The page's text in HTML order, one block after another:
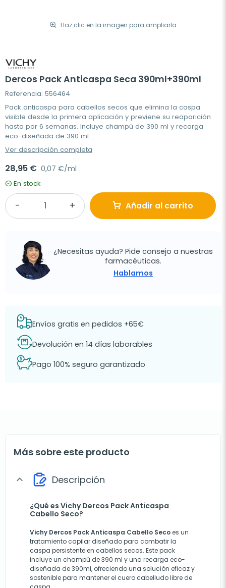
Haz clic en la imagen para ampliarla
Dercos Pack Anticaspa Seca 390ml+390ml
Referencia: 556464
Pack anticaspa para cabellos secos que elimina la caspa
visible desde la primera aplicación y previene su reaparición
hasta por 6 semanas. Incluye champú de 390 ml y recarga
eco-diseñada de 390 ml.
Ver descripción completa
28,95 € 0,07 €/ml
En stock
Añadir al carrito
¿Necesitas ayuda? Pide consejo a nuestras
farmacéuticas.
Hablamos
Envíos gratis en pedidos +65€
Devolución en 14 días laborables
Pago 100% seguro garantizado
Más sobre este producto
expand_more Descripción
¿Qué es Vichy Dercos Pack Anticaspa
Cabello Seco?
Vichy Dercos Pack Anticaspa Cabello Secoes un
tratamiento capilar diseñado para combatir la
caspa persistente en cabellos secos. Este pack
incluye un champú de 390 ml y una recarga eco-
diseñada de 390ml, ofreciendo una solución eficaz y
sostenible para mantener el cuero cabelludo libre de